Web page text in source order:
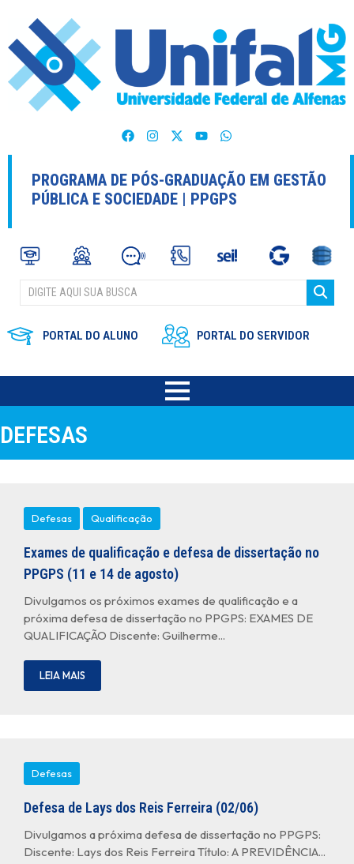
PROGRAMA DE PÓS-GRADUAÇÃO EM GESTÃO
PÚBLICA E SOCIEDADE | PPGPS
PORTAL DO ALUNO PORTAL DO SERVIDOR
DEFESAS
Defesas Qualificação
Exames de qualificação e defesa de dissertação no
PPGPS (11 e 14 de agosto)
Divulgamos os próximos exames de qualificação e a
próxima defesa de dissertação no PPGPS: EXAMES DE
QUALIFICAÇÃO Discente: Guilherme...
LEIA MAIS
Defesas
Defesa de Lays dos Reis Ferreira (02/06)
Divulgamos a próxima defesa de dissertação no PPGPS:
Discente: Lays dos Reis Ferreira Título: A PREVIDÊNCIA...